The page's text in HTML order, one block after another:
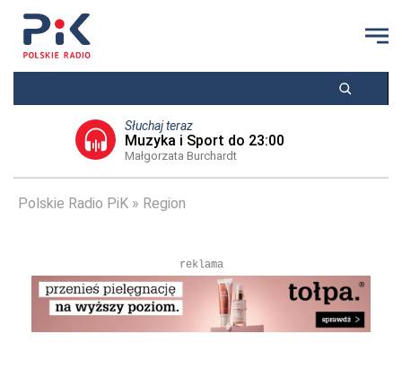
Słuchaj teraz
Muzyka i Sport do 23:00
Małgorzata Burchardt
Polskie Radio PiK Region
reklama